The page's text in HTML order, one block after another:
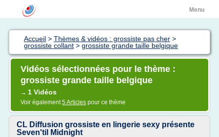
Menu
Accueil > Thèmes & vidéos : grossiste pas cher >
grossiste collant > grossiste grande taille belgique
Vidéos sélectionnées pour le thème :
grossiste grande taille belgique
→ 1 Vidéos
Voir également5 Articles pour ce thème
CL Diffusion grossiste en lingerie sexy présente
Seven'til Midnight